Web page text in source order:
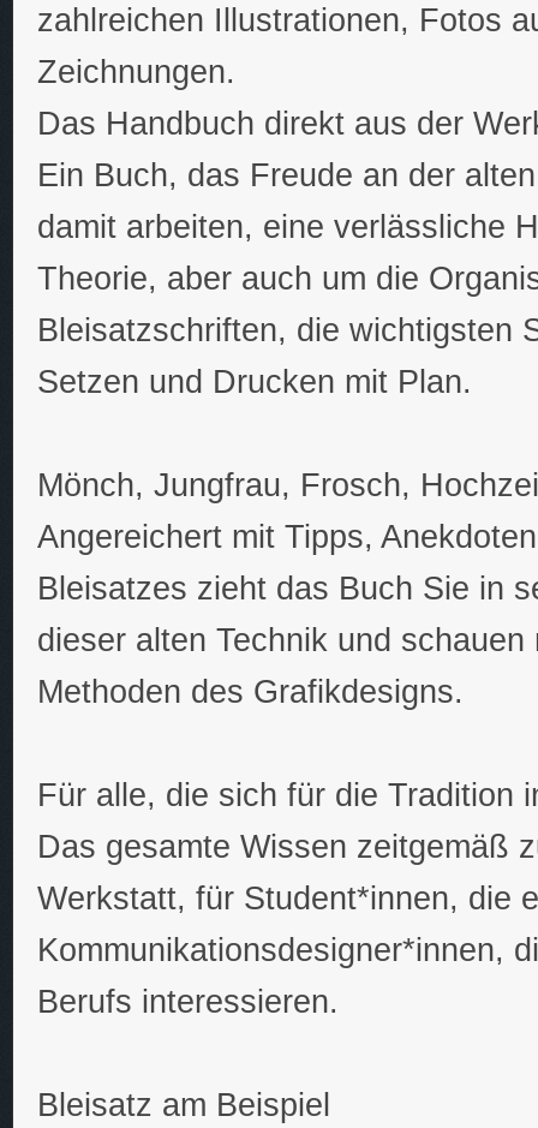
zahlreichen Illustrationen, Fotos
Zeichnungen.
Das Handbuch direkt aus der
Ein Buch, das Freude an der
damit arbeiten, eine verlässliche
Theorie, aber auch um die
Bleisatzschriften, die wichtigsten
Setzen und Drucken mit Plan.
Mönch, Jungfrau, Frosch,
Angereichert mit Tipps,
Bleisatzes zieht das Buch Sie in
dieser alten Technik und
Methoden des Grafikdesigns.
Für alle, die sich für die Tradition
Das gesamte Wissen zeitgemäß
Werkstatt, für Student*innen, die
Kommunikationsdesigner*innen,
Berufs interessieren.
Bleisatz am Beispiel